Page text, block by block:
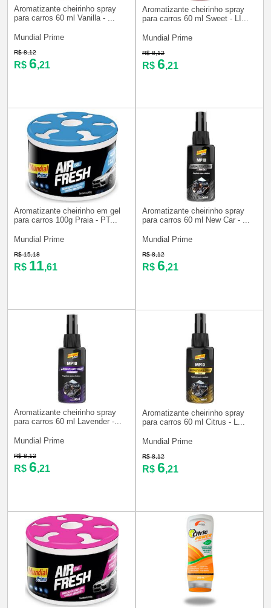
Aromatizante cheirinho spray
para carros 60 ml Vanilla - ...
Mundial Prime
R$ 8,12
R$ 6,21
Aromatizante cheirinho spray
para carros 60 ml Sweet - LI...
Mundial Prime
R$ 8,12
R$ 6,21
Aromatizante cheirinho em gel
para carros 100g Praia - PT...
Mundial Prime
R$ 15,18
R$ 11,61
Aromatizante cheirinho spray
para carros 60 ml New Car - ...
Mundial Prime
R$ 8,12
R$ 6,21
Aromatizante cheirinho spray
para carros 60 ml Lavender -...
Mundial Prime
R$ 8,12
R$ 6,21
Aromatizante cheirinho spray
para carros 60 ml Citrus - L...
Mundial Prime
R$ 8,12
R$ 6,21